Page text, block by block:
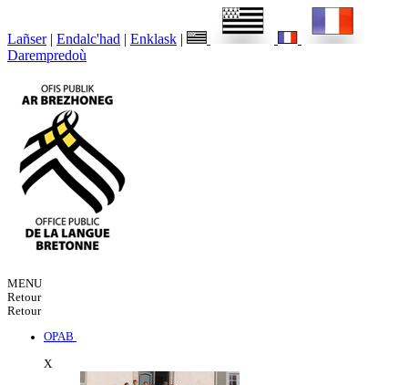
Lañser | Endalc'had | Enklask |
Darempredoù
MENU
Retour
Retour
OPAB
X